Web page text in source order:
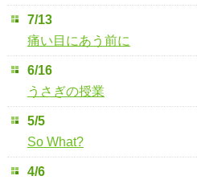
7/13
痛い目にあう前に
6/16
うさぎの授業
5/5
So What?
4/6